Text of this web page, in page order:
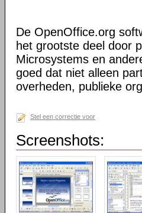
De OpenOffice.org
het grootste deel door
Microsystems en
goed dat niet alleen
overheden, publieke
Stel een correctie voor
Screenshots: